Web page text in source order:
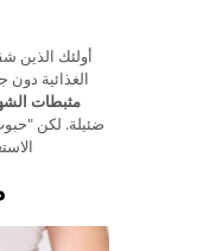
أولئك الذين
الغذائية
مثبطات
ضئيلة. لكن